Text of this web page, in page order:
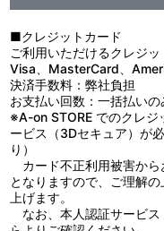
■クレジットカード
ご利用いただけるクレジッ
Visa、MasterCard、
決済手数料：弊社負担
お支払い回数：一括払いの
※A-on STORE でのクレジ
ービス（3Dセキュア）が
り）
カード不正利用被害から
となりますので、ご理解
上げます。
なお、本人認証サービス